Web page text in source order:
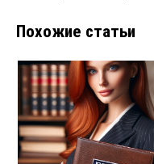
записям
Похожие статьи